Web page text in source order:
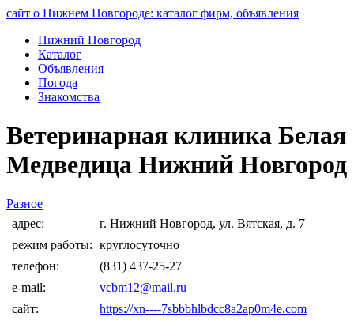
сайт о Нижнем Новгороде: каталог фирм, объявления
Нижний Новгород
Каталог
Объявления
Погода
Знакомства
Ветеринарная клиника Белая
Медведица Нижний Новгород
Разное
адрес:
г. Нижний Новгород, ул. Вятская, д. 7
режим работы: круглосуточно
телефон:
(831) 437-25-27
e-mail:
vcbm12@mail.ru
сайт:
https://xn----7sbbbhlbdcc8a2ap0m4e.com